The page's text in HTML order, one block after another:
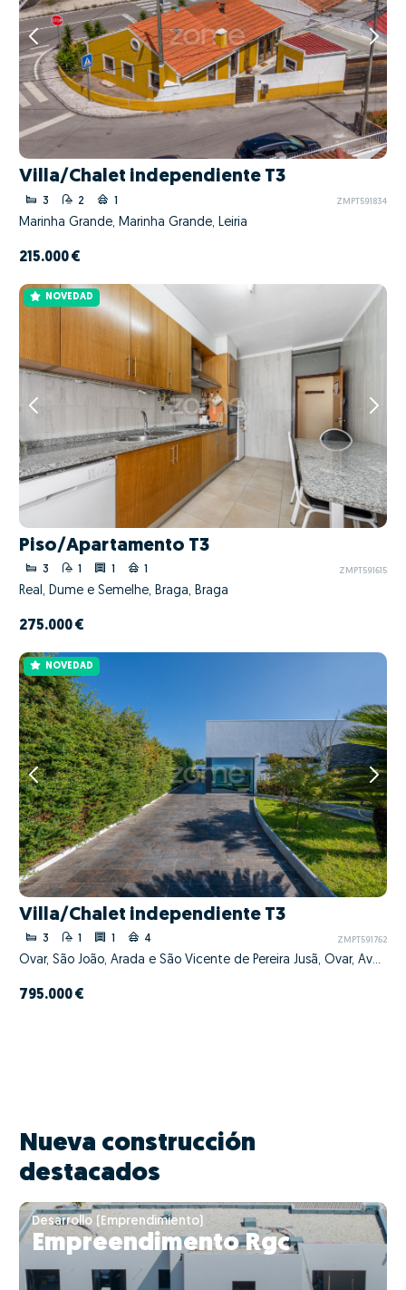
Villa/Chalet independiente T3
3 2 1 ZMPT591834
Marinha Grande, Marinha Grande, Leiria
215.000 €
NOVEDAD
Piso/Apartamento T3
3 1 1 1 ZMPT591615
Real, Dume e Semelhe, Braga, Braga
275.000 €
NOVEDAD
Villa/Chalet independiente T3
3 4 ZMPT591762
Ovar, São João, Arada e São Vicente de Pereira Jusã, Ovar, Aveiro
795.000 €
Nueva construcción
destacados
Desarrollo (Emprendimiento)
Empreendimento Rgc